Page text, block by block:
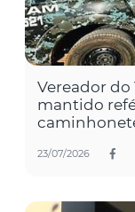
Vereador do
mantido
23/07/2026